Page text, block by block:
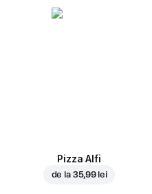
Pizza Alfi
de la 35,99 lei